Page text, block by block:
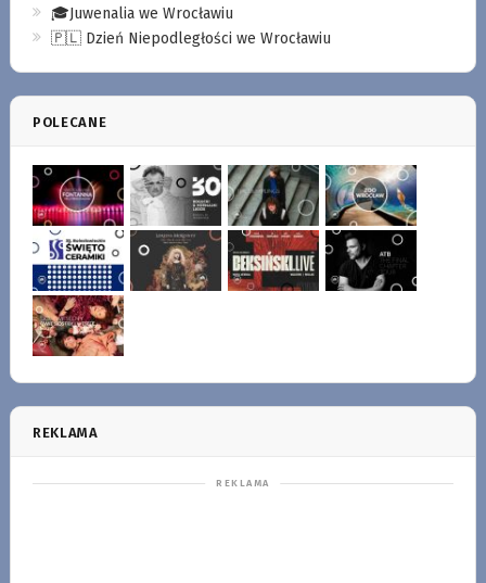
🎓Juwenalia we Wrocławiu
🇵🇱 Dzień Niepodległości we Wrocławiu
POLECANE
REKLAMA